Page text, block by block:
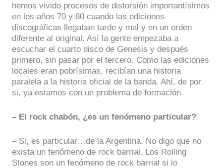
hemos vivido procesos de distorsión importantísimos
en los años 70 y 80 cuando las ediciones
discográficas llegaban tarde y mal y en un orden
diferente al original. Así la gente empezaba a
escuchar el cuarto disco de Genesis y después
primero, sin pasar por el tercero. Como las ediciones
locales eran pobrísimas, recibían una historia
paralela a la historia oficial de la banda. Ahí, de por
si, ya estamos con un problema de formación.
– El rock chabón, ¿es un fenómeno particular?
– Si, es particular…de la Argentina. No digo que no
exista un fenómeno de rock barrial. Los Rolling
Stones son un fenómeno de rock barrial si lo